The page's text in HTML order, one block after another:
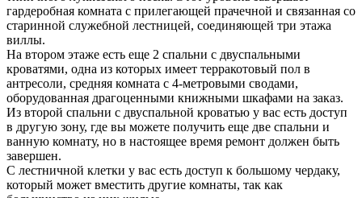
гардеробная комната с прилегающей прачечной и связанная со
старинной служебной лестницей, соединяющей три этажа
виллы.
На втором этаже есть еще 2 спальни с двуспальными
кроватями, одна из которых имеет терракотовый пол в
антресоли, средняя комната с 4-метровыми сводами,
оборудованная драгоценными книжными шкафами на заказ.
Из второй спальни с двуспальной кроватью у вас есть доступ
в другую зону, где вы можете получить еще две спальни и
ванную комнату, но в настоящее время ремонт должен быть
завершен.
С лестничной клетки у вас есть доступ к большому чердаку,
который может вместить другие комнаты, так как